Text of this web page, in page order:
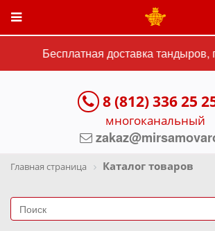
Бесплатная доставка
8 (812) 336 25
многоканальный
Главная страница Каталог товаров